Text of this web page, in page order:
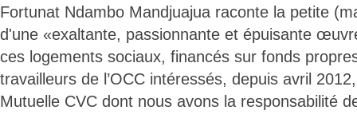
Fortunat Ndambo Mandjuajua raconte la petite
d'une «exaltante, passionnante et épuisante
ces logements sociaux, financés sur fonds
travailleurs de l’OCC intéressés, depuis avril
Mutuelle CVC dont nous avons la responsabilité